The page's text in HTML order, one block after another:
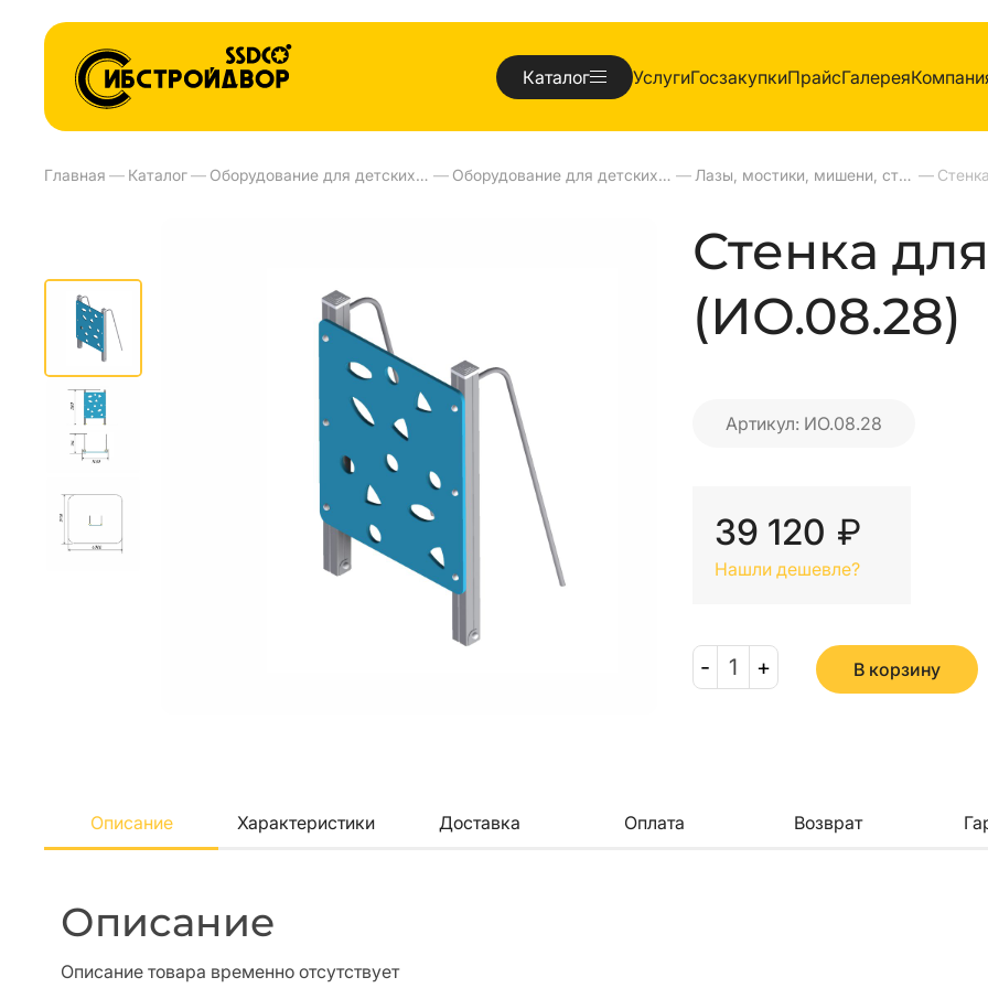
Каталог УслугиГосзакупкиПрайсГалерея
Главная — Каталог— Оборудование для детских площадок и детских садов — Оборудование для детских площадок — Лазы, мостики, мишени, стенки, ступени —
Стенка
(ИО.08.28)
Артикул: ИО.08.28
39 120 ₽
Нашли дешевле?
- 1 + В корзину
Описание Характеристики Доставка Оплата Возврат
Описание
Описание товара временно отсутствует